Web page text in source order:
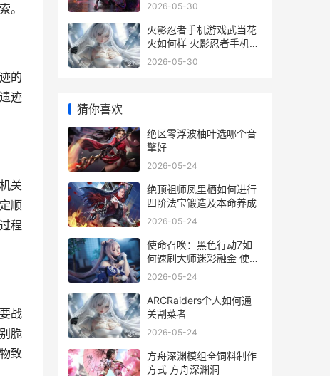
。
的
迹
关
顺
程
战
脆
致
2026-05-30
火影忍者手机游戏武当花
火如何样 火影忍者手机游
戏最强忍者大集结
2026-05-30
猜你喜欢
绝区零浮波柚叶选哪个音
擎好
2026-05-24
绝顶祖师凤里栖如何进行
四阶法宝锻造及本命养成
2026-05-24
使命召唤：黑色行动7如
何速刷大师迷彩融金 使命
召唤黑色7
2026-05-24
ARCRaiders个人如何通
关割菜者
2026-05-24
方舟深渊模组全饲料制作
方式 方舟深渊洞